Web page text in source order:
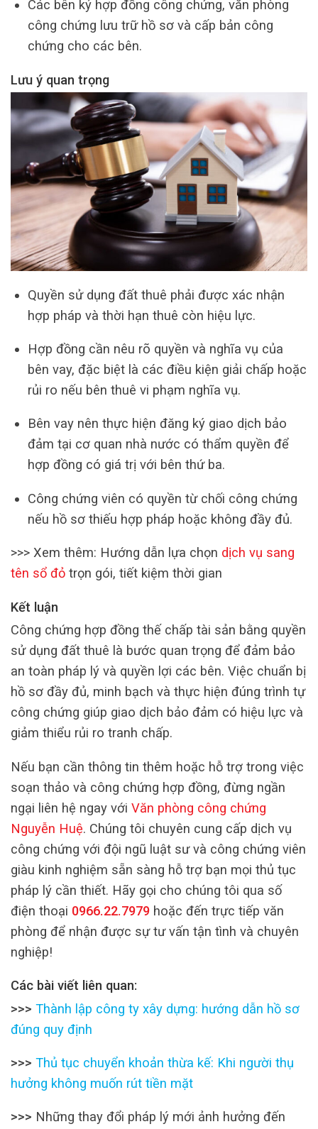
Các bên ký hợp đồng công chứng, văn phòng
công chứng lưu trữ hồ sơ và cấp bản công
chứng cho các bên.
Lưu ý quan trọng
Quyền sử dụng đất thuê phải được xác nhận
hợp pháp và thời hạn thuê còn hiệu lực.
Hợp đồng cần nêu rõ quyền và nghĩa vụ của
bên vay, đặc biệt là các điều kiện giải chấp hoặc
rủi ro nếu bên thuê vi phạm nghĩa vụ.
Bên vay nên thực hiện đăng ký giao dịch bảo
đảm tại cơ quan nhà nước có thẩm quyền để
hợp đồng có giá trị với bên thứ ba.
Công chứng viên có quyền từ chối công chứng
nếu hồ sơ thiếu hợp pháp hoặc không đầy đủ.
>>> Xem thêm: Hướng dẫn lựa chọn dịch vụ sang
tên sổ đỏ trọn gói, tiết kiệm thời gian
Kết luận
Công chứng hợp đồng thế chấp tài sản bằng quyền
sử dụng đất thuê là bước quan trọng để đảm bảo
an toàn pháp lý và quyền lợi các bên. Việc chuẩn bị
hồ sơ đầy đủ, minh bạch và thực hiện đúng trình tự
công chứng giúp giao dịch bảo đảm có hiệu lực và
giảm thiểu rủi ro tranh chấp.
Nếu bạn cần thông tin thêm hoặc hỗ trợ trong việc
soạn thảo và công chứng hợp đồng, đừng ngần
ngại liên hệ ngay với Văn phòng công chứng
Nguyễn Huệ. Chúng tôi chuyên cung cấp dịch vụ
công chứng với đội ngũ luật sư và công chứng viên
giàu kinh nghiệm sẵn sàng hỗ trợ bạn mọi thủ tục
pháp lý cần thiết. Hãy gọi cho chúng tôi qua số
điện thoại 0966.22.7979 hoặc đến trực tiếp văn
phòng để nhận được sự tư vấn tận tình và chuyên
nghiệp!
Các bài viết liên quan:
>>> Thành lập công ty xây dựng: hướng dẫn hồ sơ
đúng quy định
>>> Thủ tục chuyển khoản thừa kế: Khi người thụ
hưởng không muốn rút tiền mặt
>>> Những thay đổi pháp lý mới ảnh hưởng đến